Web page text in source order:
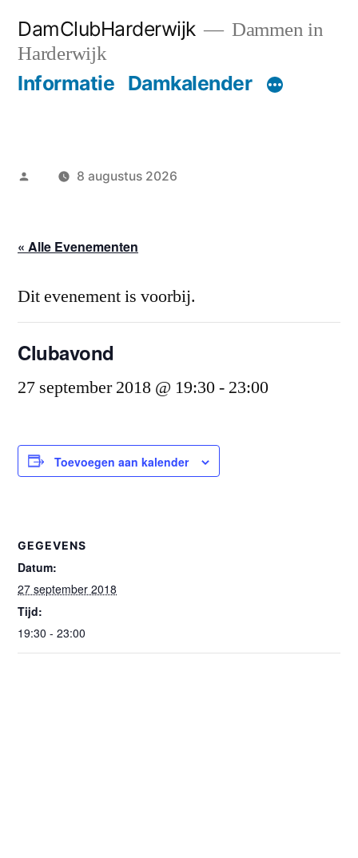
naar
DamClubHarderwijk
Dammen in
Harderwijk
Informatie Damkalender
Geplaatst8 augustus 2026
« Alle Evenementen
Dit evenement is voorbij.
Clubavond
27 september 2018 @ 19:30- 23:00
Toevoegen aan kalender
GEGEVENS
Datum:
27 september 2018
Tijd:
19:30 - 23:00